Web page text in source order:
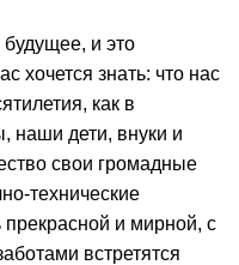
будущее, и это
хочется знать: что нас
как в
наши дети, внуки и
свои громадные
технические
прекрасной и мирной, с
встретятся